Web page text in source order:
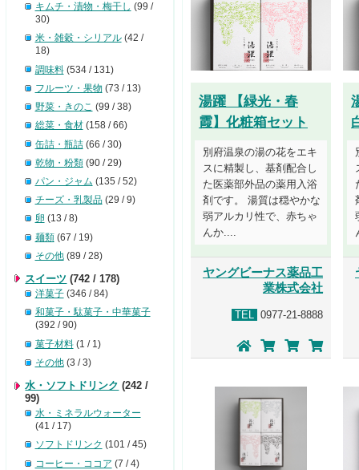
湯躍 【緑光・春
霞】化粧箱セット
別府温泉の湯の花をエキ
スに精製し、基剤配合し
た医薬部外品の薬用入浴
剤です。 湯質は穏やかな
弱アルカリ性で、赤ちゃ
んか....
ヤングビーナス薬品工
業株式会社
TEL 0977-21-8888
キムチ・漬物・梅干し (99 /
30)
米・雑穀・シリアル(42 /
18)
調味料(534 / 131)
フルーツ・果物 (73 / 13)
野菜・きのこ (99 / 38)
総菜・食材(158 / 66)
缶詰・瓶詰(66 / 30)
乾物・粉類(90 / 29)
パン・ジャム (135 / 52)
チーズ・乳製品(29 / 9)
卵 (13 / 8)
麺類(67 / 19)
その他(89 / 28)
スイーツ (742 / 178)
洋菓子(346 / 84)
和菓子・駄菓子・中華菓子
(392 / 90)
菓子材料(1 / 1)
その他(3 / 3)
水・ソフトドリンク (242 /
99)
水・ミネラルウォーター
(41 / 17)
ソフトドリンク (101 / 45)
コーヒー・ココア (7 / 4)